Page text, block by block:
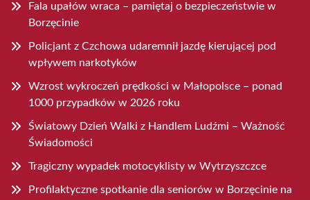
Fala upałów wraca – pamiętaj o bezpieczeństwie w
Borzęcinie
Policjant z Czchowa udaremnił jazdę kierującej pod
wpływem narkotyków
Wzrost wykroczeń prędkości w Małopolsce – ponad
1000 przypadków w 2026 roku
Światowy Dzień Walki z Handlem Ludźmi – Ważność
Świadomości
Tragiczny wypadek motocyklisty w Wytrzyszczce
Profilaktyczne spotkanie dla seniorów w Borzęcinie na